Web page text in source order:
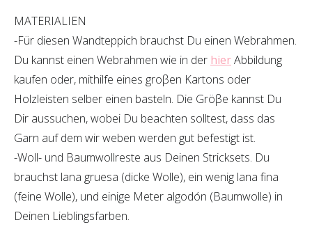
MATERIALIEN
-Für diesen Wandteppich brauchst Du einen Webrahmen.
Du kannst einen Webrahmen wie in der hierAbbildung
kaufen oder, mithilfe eines groβen Kartons oder
Holzleisten selber einen basteln. Die Gröβe kannst Du
Dir aussuchen, wobei Du beachten solltest, dass das
Garn auf dem wir weben werden gut befestigt ist.
-Woll- und Baumwollreste aus Deinen Stricksets. Du
brauchst lana gruesa (dicke Wolle), ein wenig lana fina
(feine Wolle), und einige Meter algodón (Baumwolle) in
Deinen Lieblingsfarben.